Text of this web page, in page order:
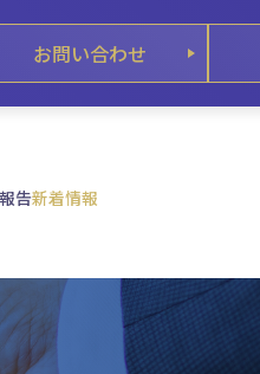
お問い合わせ
告新着情報